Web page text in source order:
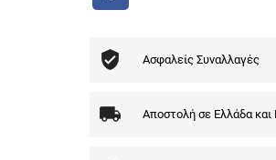
Ασφαλείς Συναλλαγές
Αποστολή σε Ελλάδα και